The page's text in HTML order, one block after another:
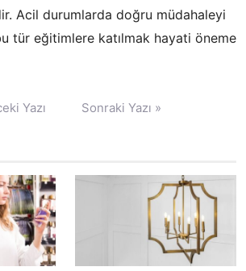
Acil durumlarda doğru müdahaleyi
tür eğitimlere katılmak hayati öneme
Yazı Sonraki Yazı »